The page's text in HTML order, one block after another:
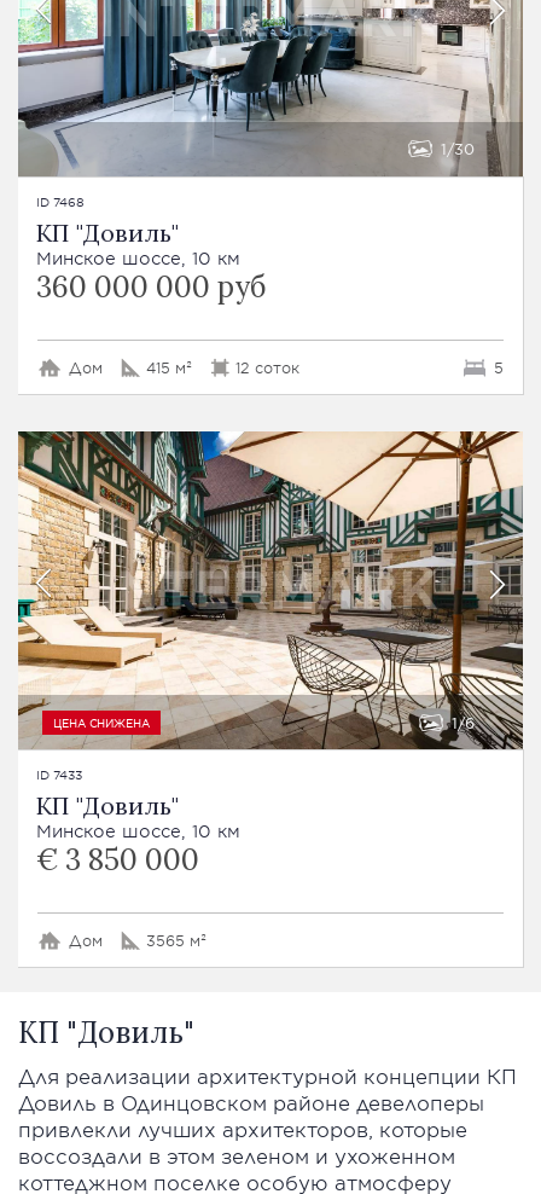
1 30
ID 7468
КП "Довиль"
Минское шоссе, 10 км
360 000 000 руб
Дом 415 м² 12 соток 5
ЦЕНА СНИЖЕНА 1 6
ID 7433
КП "Довиль"
Минское шоссе, 10 км
€ 3 850 000
Дом 3565 м²
КП "Довиль"
Для реализации архитектурной концепции КП
Довиль в Одинцовском районе девелоперы
привлекли лучших архитекторов, которые
воссоздали в этом зеленом и ухоженном
коттеджном поселке особую атмосферу